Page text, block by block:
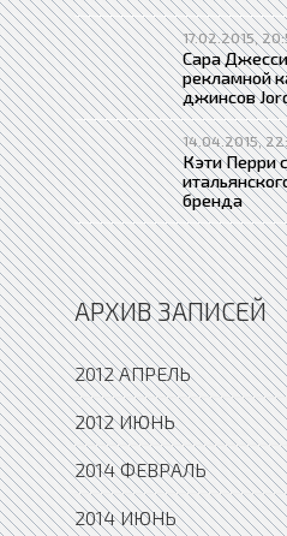
17.02.2015,
Сара
рекламной
джинсов
14.04.2015,
Кэти Перри
бренда
АРХИВ ЗАПИСЕЙ
2012 АПРЕЛЬ
2012 ИЮНЬ
2014 ФЕВРАЛЬ
2014 ИЮНЬ